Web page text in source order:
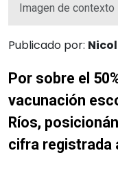
Imagen de
Publicado por:
Por sobre el
vacunación
Ríos,
cifra registrada